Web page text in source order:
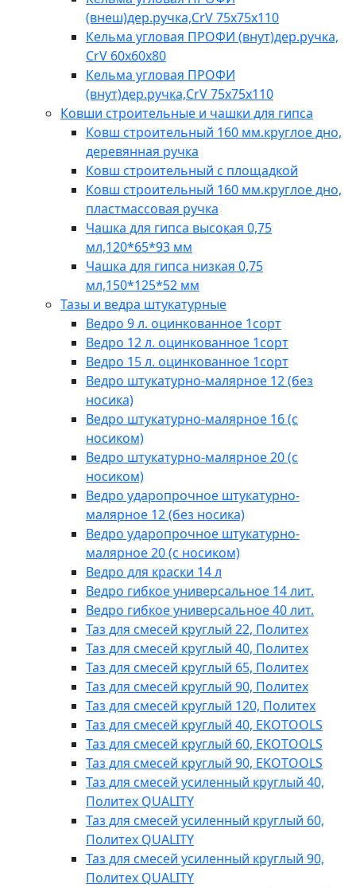
(внеш)дер.ручка,CrV 75х75х110
Кельма угловая ПРОФИ (внут)дер.ручка,
CrV 60х60х80
Кельма угловая ПРОФИ
(внут)дер.ручка,CrV 75х75х110
Ковши строительные и чашки для гипса
Ковш строительный 160 мм.круглое дно,
деревянная ручка
Ковш строительный с площадкой
Ковш строительный 160 мм.круглое дно,
пластмассовая ручка
Чашка для гипса высокая 0,75
мл,120*65*93 мм
Чашка для гипса низкая 0,75
мл,150*125*52 мм
Тазы и ведра штукатурные
Ведро 9 л. оцинкованное 1сорт
Ведро 12 л. оцинкованное 1сорт
Ведро 15 л. оцинкованное 1сорт
Ведро штукатурно-малярное 12 (без
носика)
Ведро штукатурно-малярное 16 (с
носиком)
Ведро штукатурно-малярное 20 (с
носиком)
Ведро ударопрочное штукатурно-
малярное 12 (без носика)
Ведро ударопрочное штукатурно-
малярное 20 (с носиком)
Ведро для краски 14 л
Ведро гибкое универсальное 14 лит.
Ведро гибкое универсальное 40 лит.
Таз для смесей круглый 22, Политех
Таз для смесей круглый 40, Политех
Таз для смесей круглый 65, Политех
Таз для смесей круглый 90, Политех
Таз для смесей круглый 120, Политех
Таз для смесей круглый 40, EKOTOOLS
Таз для смесей круглый 60, EKOTOOLS
Таз для смесей круглый 90, EKOTOOLS
Таз для смесей усиленный круглый 40,
Политех QUALITY
Таз для смесей усиленный круглый 60,
Политех QUALITY
Таз для смесей усиленный круглый 90,
Политех QUALITY